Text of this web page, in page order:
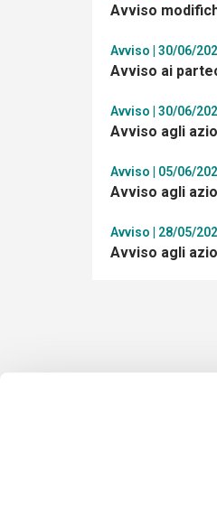
Avviso
Avviso | 30/06/
Avviso ai
Avviso | 30/06/
Avviso agli
Avviso | 05/06/
Avviso agli
Avviso | 28/05/
Avviso agli